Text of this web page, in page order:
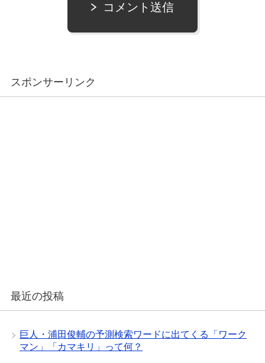
コメント送信
スポンサーリンク
最近の投稿
巨人・浦田俊輔の予測検索ワードに出てくる「ワーク
マン」「カマキリ」って何？